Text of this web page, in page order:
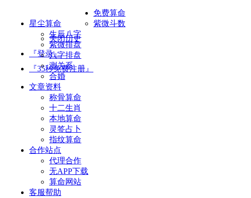
星尘算命
关闭历史
『登录』
『35秒免费注册』
免费算命
紫微斗数
生辰八字
紫微排盘
八字排盘
测关系
合婚
文章资料
称骨算命
十二生肖
本地算命
灵签占卜
指纹算命
合作站点
代理合作
无APP下载
算命网站
客服帮助